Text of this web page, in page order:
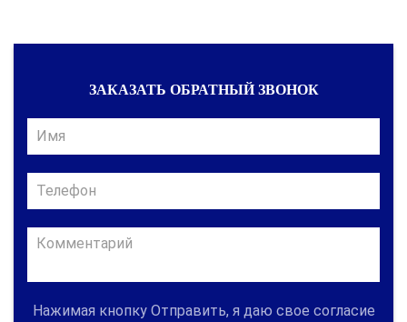
ЗАКАЗАТЬ ОБРАТНЫЙ ЗВОНОК
Нажимая кнопку Отправить, я даю свое согласие